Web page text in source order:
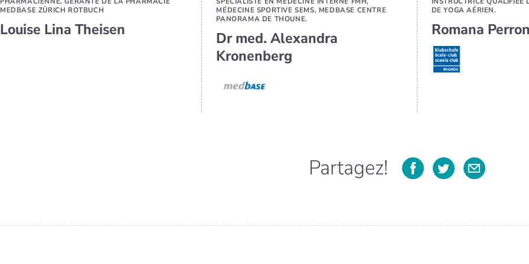
MEDBASE ZÜRICH ROTBUCH
Louise Lina Theisen
MÉDECINE SPORTIVE SEMS, MEDBASE CENTRE
PANORAMA DE THOUNE.
Dr med. Alexandra
Kronenberg
DE YOGA AÉRIEN.
Romana
Partagez!